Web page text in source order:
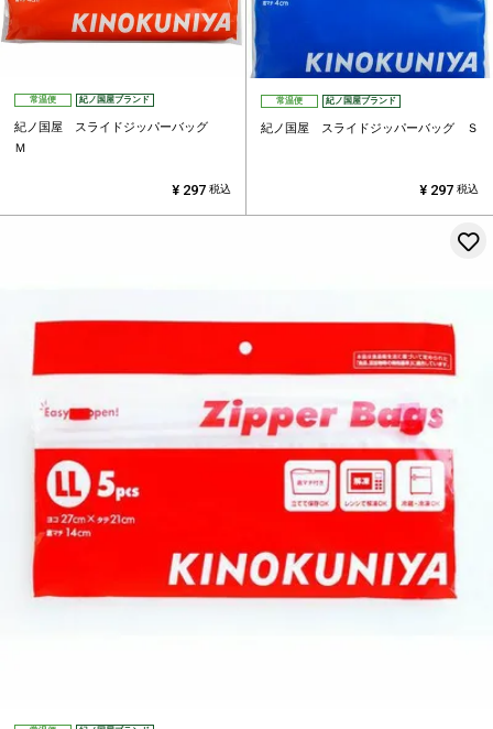
常温便 紀ノ国屋ブランド
紀ノ国屋 スライドジッパーバッグ
Ｍ
¥ 297 税込
常温便 紀ノ国屋ブランド
紀ノ国屋 スライドジッパーバッグ Ｓ
¥ 297 税込